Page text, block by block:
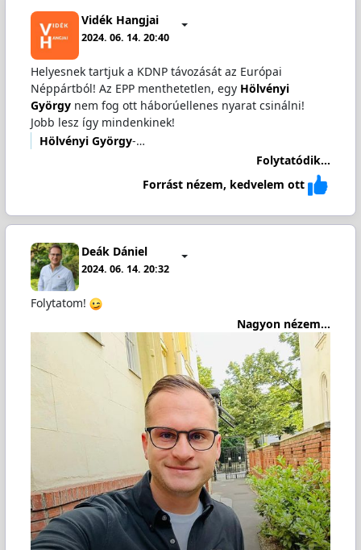
Vidék Hangjai
2024. 06. 14. 20:40
Helyesnek tartjuk a KDNP távozását az Európai
Néppártból! Az EPP menthetetlen, egy Hölvényi
Györgynem fog ott háborúellenes nyarat csinálni!
Jobb lesz így mindenkinek!
Hölvényi György-…
Folytatódik...
Forrást nézem, kedvelem ott
Deák Dániel
2024. 06. 14. 20:32
Folytatom!
Nagyon nézem...